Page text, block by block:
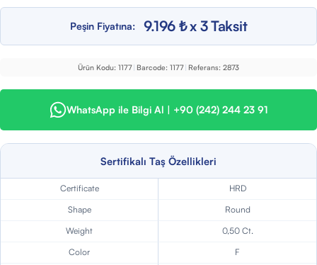
Peşin Fiyatına: 9.196 ₺ x 3 Taksit
Ürün Kodu: 1177 | Barcode: 1177 | Referans: 2873
WhatsApp ile Bilgi Al | +90 (242) 244 23 91
Sertifikalı Taş Özellikleri
Certificate
HRD
Shape
Round
Weight
0,50 Ct.
Color
F